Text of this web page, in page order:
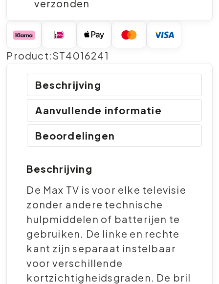
verzonden
Product:ST4016241
Beschrijving
Aanvullende informatie
Beoordelingen
Beschrijving
De Max TV is voor elke televisie
zonder andere technische
hulpmiddelen of batterijen te
gebruiken. De linke en rechte
kant zijn separaat instelbaar
voor verschillende
kortzichtigheidsgraden. De bril